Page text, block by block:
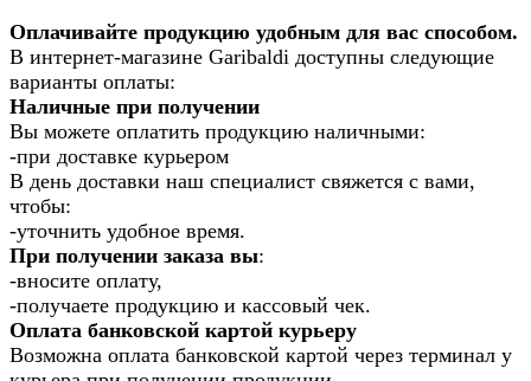
Оплачивайте продукцию удобным для вас способом.
В интернет-магазине Garibaldi доступны следующие
варианты оплаты:
Наличные при получении
Вы можете оплатить продукцию наличными:
-при доставке курьером
В день доставки наш специалист свяжется с вами,
чтобы:
-уточнить удобное время.
При получении заказа вы:
-вносите оплату,
-получаете продукцию и кассовый чек.
Оплата банковской картой курьеру
Возможна оплата банковской картой через терминал у